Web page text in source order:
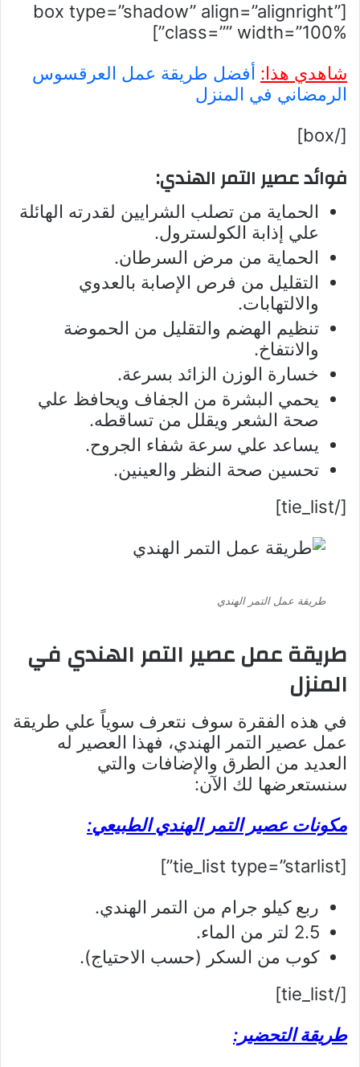
[box type=”shadow” align=”alignright”
class=”” width=”100%”]
شاهدي هذا: أفضل طريقة عمل العرقسوس
الرمضاني في المنزل
[/box]
فوائد عصير التمر الهندي:
الحماية من تصلب الشرايين لقدرته الهائلة
علي إذابة الكولسترول.
الحماية من مرض السرطان.
التقليل من فرص الإصابة بالعدوي
والالتهابات.
تنظيم الهضم والتقليل من الحموضة
والانتفاخ.
خسارة الوزن الزائد بسرعة.
يحمي البشرة من الجفاف ويحافظ علي
صحة الشعر ويقلل من تساقطه.
يساعد علي سرعة شفاء الجروح.
تحسين صحة النظر والعينين.
[/tie_list]
طريقة عمل التمر الهندي
طريقة عمل عصير التمر الهندي في
المنزل
في هذه الفقرة سوف نتعرف سوياً علي طريقة
عمل عصير التمر الهندي، فهذا العصير له
العديد من الطرق والإضافات والتي
سنستعرضها لك الآن:
مكونات عصير التمر الهندي الطبيعي:
[tie_list type=”starlist”]
ربع كيلو جرام من التمر الهندي.
2.5 لتر من الماء.
كوب من السكر (حسب الاحتياج).
[/tie_list]
طريقة التحضير: